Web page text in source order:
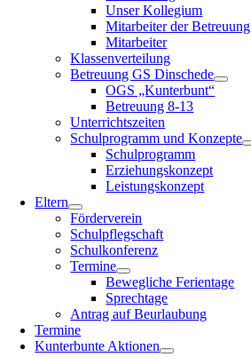
Unser Kollegium
Mitarbeiter der Betreuung
Mitarbeiter
Klassenverteilung
Betreuung GS Dinschede
OGS „Kunterbunt“
Betreuung 8-13
Unterrichtszeiten
Schulprogramm und Konzepte
Schulprogramm
Erziehungskonzept
Leistungskonzept
Eltern
Förderverein
Schulpflegschaft
Schulkonferenz
Termine
Bewegliche Ferientage
Sprechtage
Antrag auf Beurlaubung
Termine
Kunterbunte Aktionen